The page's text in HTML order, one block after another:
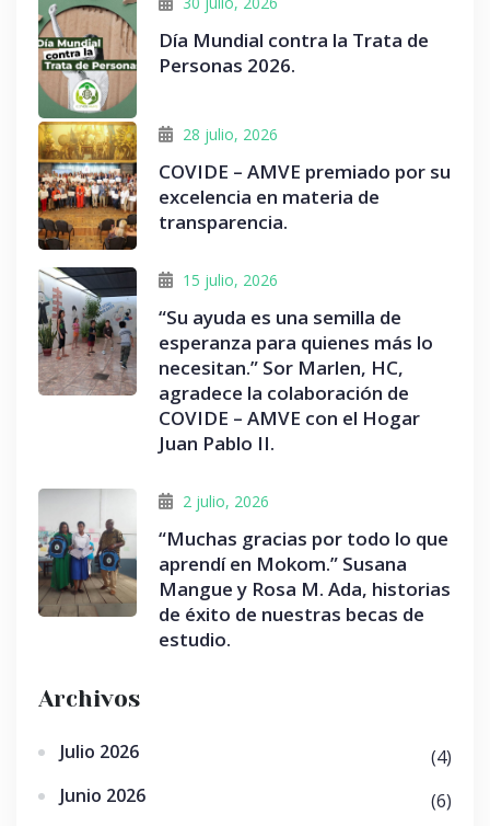
Día Mundial contra la Trata de
Personas 2026.
28 julio, 2026
COVIDE – AMVE premiado por su
excelencia en materia de
transparencia.
15 julio, 2026
“Su ayuda es una semilla de
esperanza para quienes más lo
necesitan.” Sor Marlen, HC,
agradece la colaboración de
COVIDE – AMVE con el Hogar
Juan Pablo II.
2 julio, 2026
“Muchas gracias por todo lo que
aprendí en Mokom.” Susana
Mangue y Rosa M. Ada, historias
de éxito de nuestras becas de
estudio.
Archivos
Julio 2026
(4)
Junio 2026
(6)